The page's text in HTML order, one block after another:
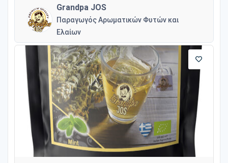
Grandpa JOS
Παραγωγός Αρωματικών Φυτών και
Ελαίων